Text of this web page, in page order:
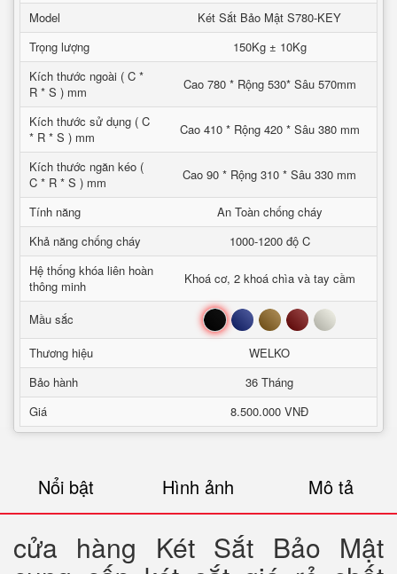
Model
Két Sắt Bảo Mật S780-KEY
Trọng lượng
150Kg ± 10Kg
Kích thước ngoài ( C *
R * S ) mm
Cao 780 * Rộng 530* Sâu 570mm
Kích thước sử dụng ( C
* R * S ) mm
Cao 410 * Rộng 420 * Sâu 380 mm
Kích thước ngăn kéo (
C * R * S ) mm
Cao 90 * Rộng 310 * Sâu 330 mm
Tính năng
An Toàn chống cháy
Khả năng chống cháy
1000-1200 độ C
Hệ thống khóa liên hoàn
thông minh
Khoá cơ, 2 khoá chìa và tay cầm
Mầu sắc Đen Xanh Nâu Đỏ Trắng
Thương hiệu
WELKO
Bảo hành
36 Tháng
Giá
8.500.000 VNĐ
Nổi bật Hình ảnh Mô tả
cửa hàng Két Sắt Bảo Mật